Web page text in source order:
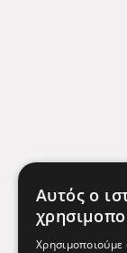
Αυτός ο
Χρησιμοποιούμε